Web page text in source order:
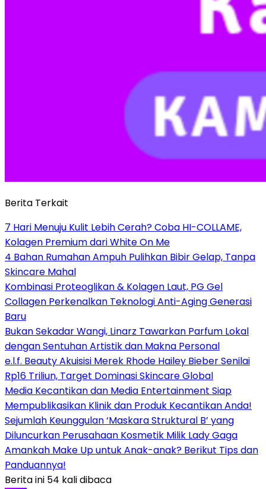
Berita Terkait
7 Hari Menuju Kulit Lebih Cerah? Coba HI-COLLAME,
Kolagen Premium dari White On Me
4 Bahan Rumahan Ampuh Pulihkan Bibir Gelap, Tanpa
Skincare Mahal
Kombinasi Proteoglikan & Kolagen Laut, PG Gel
Collagen Perkenalkan Teknologi Anti-Aging Generasi
Baru
Bukan Sekadar Wangi, Linarz Tawarkan Parfum Lokal
dengan Sentuhan Artistik dan Makna Personal
e.l.f. Beauty Akuisisi Merek Rhode Hailey Bieber Senilai
Rp16 Triliun, Target Dominasi Skincare Global
Media Kecantikan dan Media Entertainment Siap
Mempublikasikan Klinik dan Produk Kecantikan Anda!
Sejumlah Keunggulan ‘Maskara Struktural B’ yang
Diluncurkan Perusahaan Kosmetik Milik Lady Gaga
Amankah Make Up untuk Anak-anak? Berikut Tips dan
Panduannya!
Berita ini 54 kali dibaca